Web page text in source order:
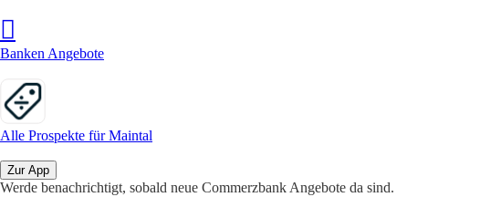
Banken Angebote
Alle Prospekte für Maintal
Zur App
Werde benachrichtigt, sobald neue Commerzbank Angebote da sind.